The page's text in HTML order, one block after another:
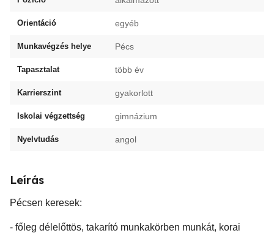
Orientáció egyéb
Munkavégzés helye Pécs
Tapasztalat több év
Karrierszint gyakorlott
Iskolai végzettség gimnázium
Nyelvtudás angol
Leírás
Pécsen keresek:
- főleg délelőttös, takarító munkakörben munkát, korai